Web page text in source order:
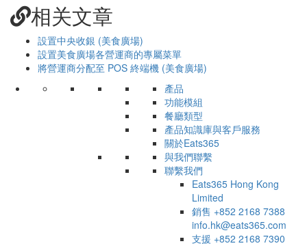
相关文章
設置中央收銀 (美食廣場)
設置美食廣場各營運商的專屬菜單
將營運商分配至 POS 終端機 (美食廣場)
產品
功能模組
餐廳類型
產品知識庫與客戶服務
關於Eats365
與我們聯繫
聯繫我們
Eats365 Hong Kong
Limited
銷售 +852 2168 7388
info.hk@eats365.com
支援 +852 2168 7390